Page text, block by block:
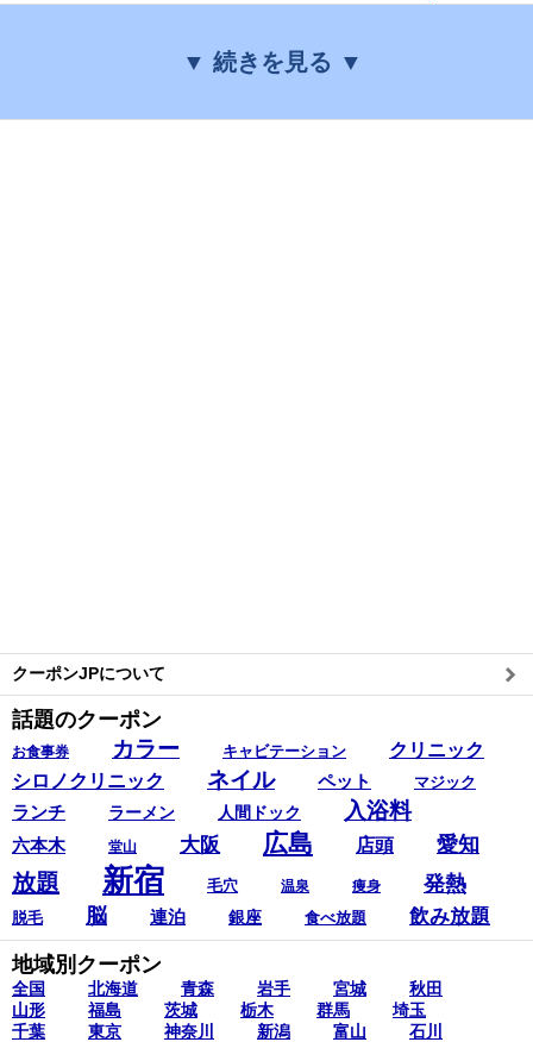
▼ 続きを見る ▼
クーポンJPについて
話題のクーポン
お食事券 カラー キャビテーション
クリニック
シロノクリニック
ネイル ペット マジック
ランチ ラーメン 人間ドック 入浴料
六本木 堂山 大阪 広島 店頭 愛知
放題 新宿 毛穴 温泉 痩身 発熱
脱毛 脳 連泊 銀座 食べ放題 飲み放題
地域別クーポン
全国 北海道 青森 岩手 宮城
秋田
山形
福島 茨城 栃木 群馬
埼玉
千葉
東京 神奈川 新潟 富山
石川